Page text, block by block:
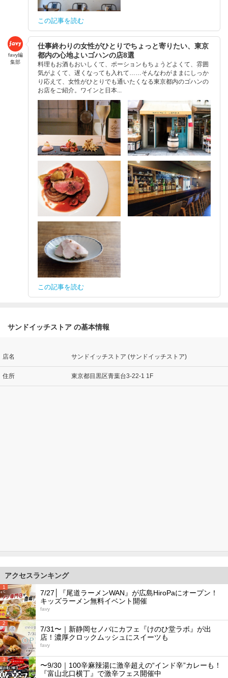
この記事を読む
favy編
集部
仕事終わりの女性がひとりでちょっと寄りたい、東京
都内の心地よいゴハンの店8選
料理もお酒もおいしくて、ポーションもちょうどよくて、雰囲
気がよくて、遅くなっても入れて……そんなわがままにしっか
り応えて、女性がひとりでも通いたくなる東京都内のゴハンの
お店をご紹介。ワインと日本...
この記事を読む
サンドイッチストア の基本情報
店名 サンドイッチストア (サンドイッチストア)
住所 東京都目黒区青葉台3-22-1 1F
アクセスランキング
1
7/27│『尾道ラーメンWAN』が広島HiroPaにオープン！
キッズラーメン無料イベント開催
favy
2
7/31〜｜新静岡セノバにカフェ『けのひ堂ラボ』が出
店！濃厚クロックムッシュにスイーツも
favy
3
〜9/30｜100辛麻辣湯に激辛超えの“インド辛”カレーも！
『富山北口横丁』で激辛フェス開催中